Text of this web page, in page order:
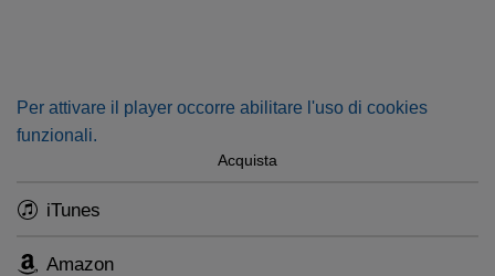
Per attivare il player occorre abilitare l'uso di cookies
funzionali.
Acquista
iTunes
Amazon